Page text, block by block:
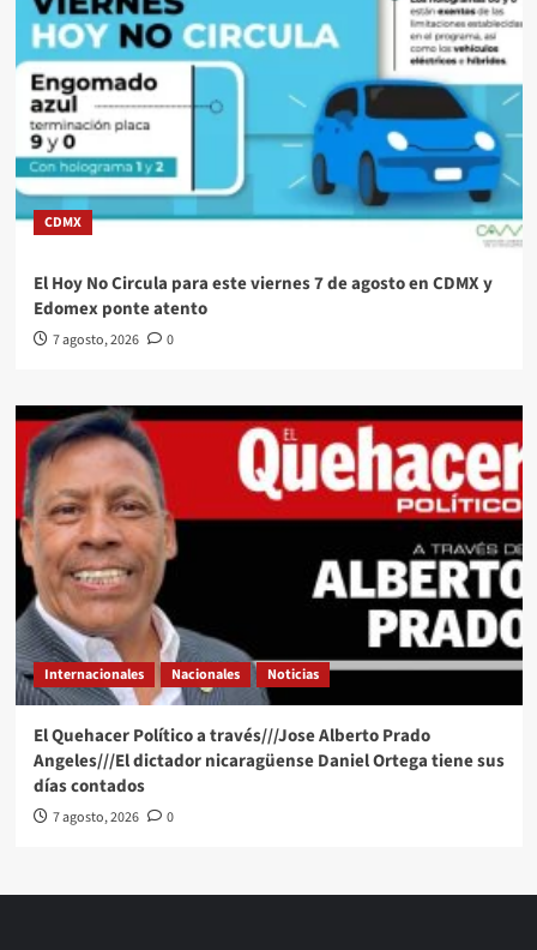
CDMX
El Hoy No Circula para este viernes 7 de agosto en CDMX y
Edomex ponte atento
7 agosto, 2026 0
Internacionales Nacionales Noticias
El Quehacer Político a través///Jose Alberto Prado
Angeles///El dictador nicaragüense Daniel Ortega tiene sus
días contados
7 agosto, 2026 0